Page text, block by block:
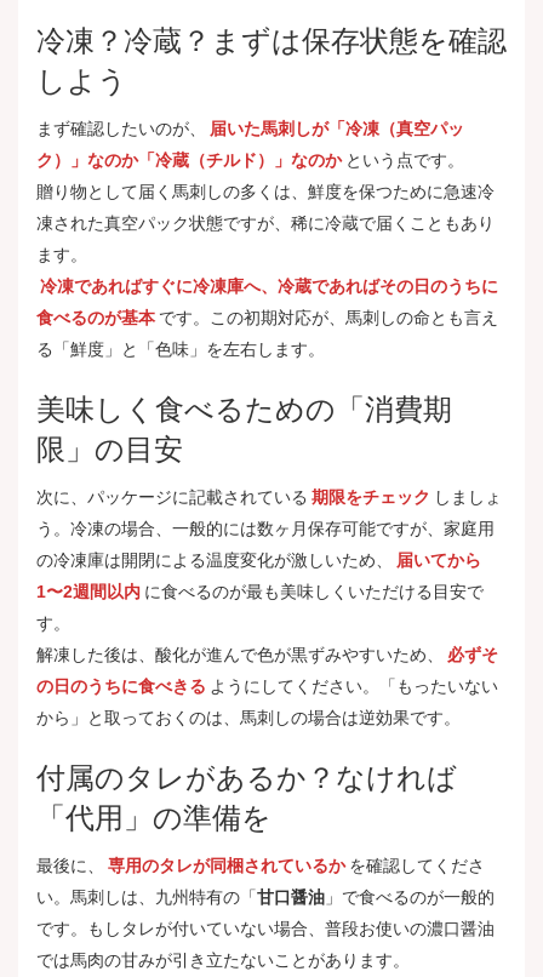
冷凍？冷蔵？まずは保存状態を確認
しよう
まず確認したいのが、
届いた馬刺しが「冷凍（真空パッ
ク）」なのか「冷蔵（チルド）」なのか という点です。
贈り物として届く馬刺しの多くは、鮮度を保つために急速冷
凍された真空パック状態ですが、稀に冷蔵で届くこともあり
ます。
冷凍であればすぐに冷凍庫へ、冷蔵であればその日のうちに
食べるのが基本 です。この初期対応が、馬刺しの命とも言え
る「鮮度」と「色味」を左右します。
美味しく食べるための「消費期
限」の目安
次に、パッケージに記載されている 期限をチェック しましょ
う。冷凍の場合、一般的には数ヶ月保存可能ですが、家庭用
の冷凍庫は開閉による温度変化が激しいため、
届いてから
1〜2週間以内 に食べるのが最も美味しくいただける目安で
す。
解凍した後は、酸化が進んで色が黒ずみやすいため、
必ずそ
の日のうちに食べきる ようにしてください。「もったいない
から」と取っておくのは、馬刺しの場合は逆効果です。
付属のタレがあるか？なければ
「代用」の準備を
最後に、 専用のタレが同梱されているか を確認してくださ
い。馬刺しは、九州特有の「甘口醤油 」で食べるのが一般的
です。もしタレが付いていない場合、普段お使いの濃口醤油
では馬肉の甘みが引き立たないことがあります。